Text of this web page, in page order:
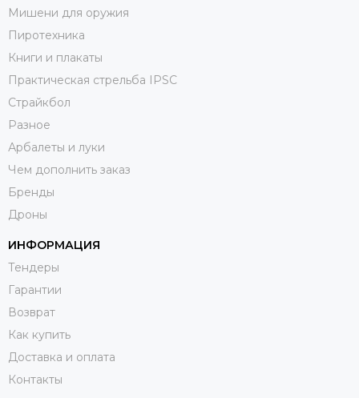
Мишени для оружия
Пиротехника
Книги и плакаты
Практическая стрельба IPSC
Страйкбол
Разное
Арбалеты и луки
Чем дополнить заказ
Бренды
Дроны
ИНФОРМАЦИЯ
Тендеры
Гарантии
Возврат
Как купить
Доставка и оплата
Контакты